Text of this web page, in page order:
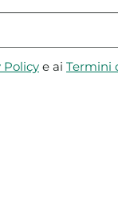
Policy e ai Termini